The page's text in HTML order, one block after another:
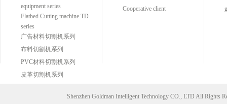
equipment series
Flatbed Cutting machine TD
series
广告材料切割机系列
布料切割机系列
PVC材料切割机系列
皮革切割机系列
Cooperative client
Shenzhen Goldman Intelligent Technology CO., LTD All Rights